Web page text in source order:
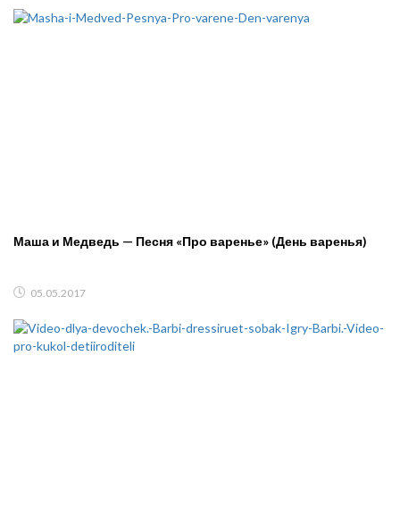
Маша и Медведь — Песня «Про варенье» (День варенья)
05.05.2017